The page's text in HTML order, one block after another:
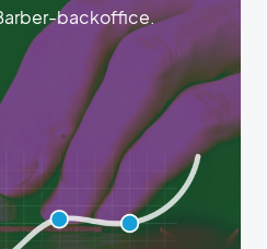
backoffice.